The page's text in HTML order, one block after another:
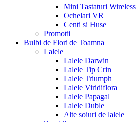
Mini Tastaturi Wireless
Ochelari VR
Genti si Huse
Promotii
Bulbi de Flori de Toamna
Lalele
Lalele Darwin
Lalele Tip Crin
Lalele Triumph
Lalele Viridiflora
Lalele Papagal
Lalele Duble
Alte soiuri de lalele